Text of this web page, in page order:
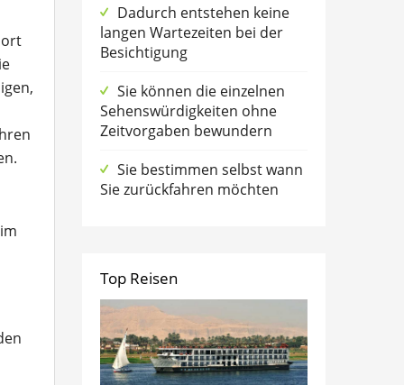
Dadurch entstehen keine
langen Wartezeiten bei der
Besichtigung
Sie können die einzelnen
Sehenswürdigkeiten ohne
Zeitvorgaben bewundern
Sie bestimmen selbst wann
Sie zurückfahren möchten
Top Reisen